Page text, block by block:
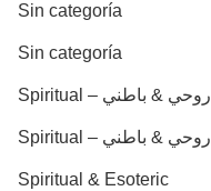
Sin categoría
Sin categoría
Spiritual – روحي & باطني
Spiritual – روحي & باطني
Spiritual & Esoteric